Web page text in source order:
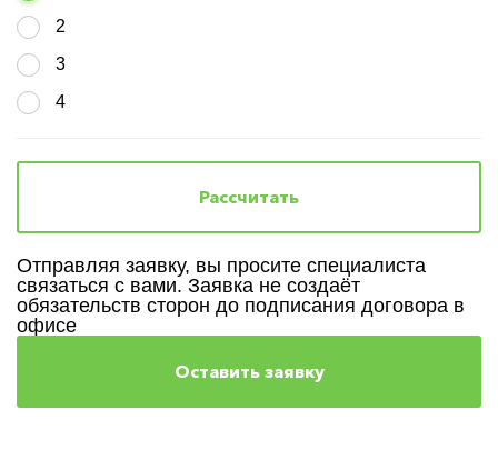
2
3
4
Рассчитать
Отправляя заявку, вы просите специалиста
связаться с вами. Заявка не создаёт
обязательств сторон до подписания договора в
офисе